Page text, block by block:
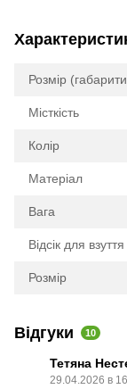
Розмір
Місткість
Колір
Матеріал
Вага
Відсік для взуття
Розмір
Відгуки 10
Тетяна
29.04.2026 в